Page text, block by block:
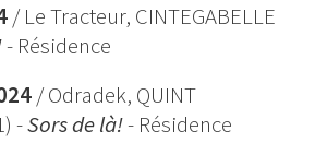
/ Le Tracteur, CINTEGABELLE
- Résidence
/ Odradek, QUINT
-Sors de là!- Résidence